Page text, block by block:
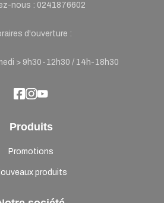
nous : 0241876602
d'ouverture :
> 9h30-12h30 / 14h-18h30
Produits
Promotions
produits